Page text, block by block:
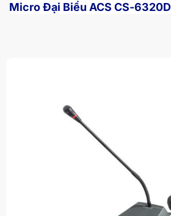
Micro Đại Biểu ACS CS-6320D